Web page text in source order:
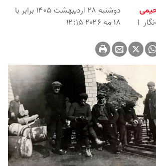
دوشنبه ۲۸ اردیبهشت ۱۴۰۵ برابر با
۱۸ مه ۲۰۲۶ ۱۲:۱۵